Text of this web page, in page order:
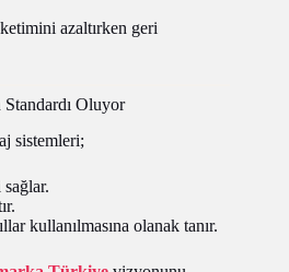
azaltırken geri
Oluyor
sistemleri;
kullanılmasına olanak tanır.